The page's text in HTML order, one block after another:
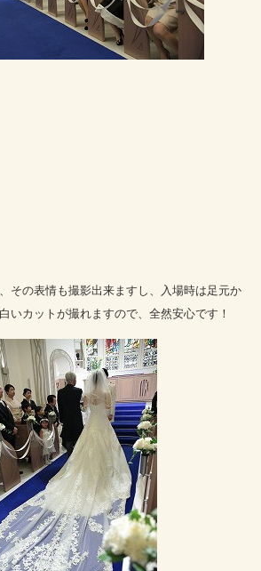
その表情も撮影出来ますし、入場時は足元か
いカットが撮れますので、全然安心です！